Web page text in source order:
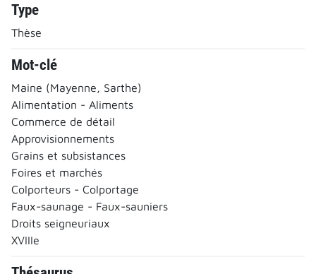
Type
Thèse
Mot-clé
Maine (Mayenne, Sarthe)
Alimentation - Aliments
Commerce de détail
Approvisionnements
Grains et subsistances
Foires et marchés
Colporteurs - Colportage
Faux-saunage - Faux-sauniers
Droits seigneuriaux
XVIIIe